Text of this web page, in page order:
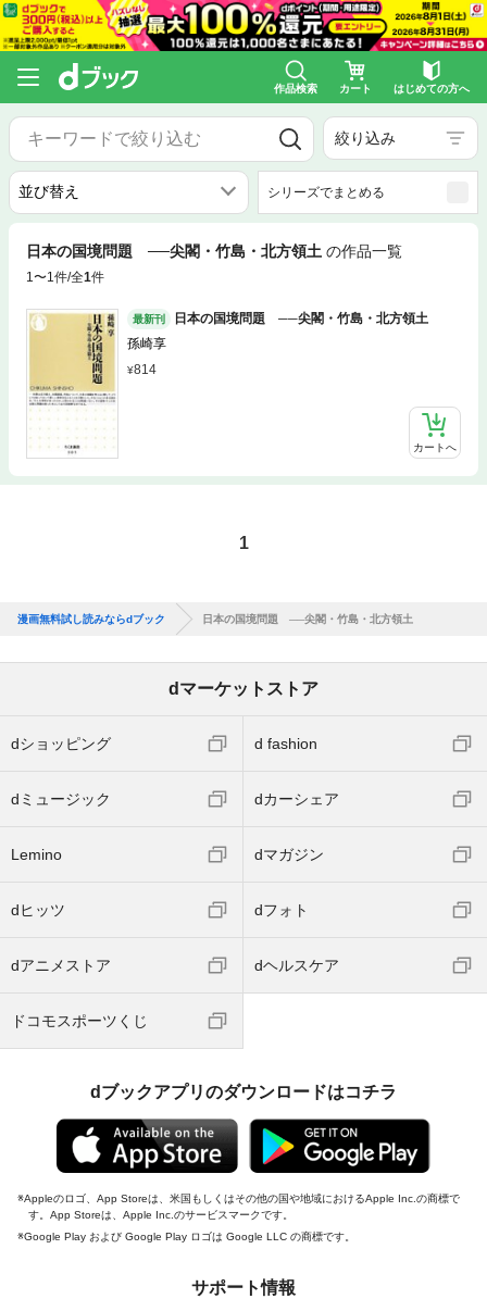
作品検索 カート はじめての方へ
絞り込み
シリーズでまとめる
日本の国境問題 ──尖閣・竹島・北方領土 の作品一覧
1〜1件/全1件
最新刊
日本の国境問題 ──尖閣・竹島・北方領土
孫崎享
814
カートへ
1
漫画無料試し読みならdブック 日本の国境問題 ──尖閣・竹島・北方領土
dマーケットストア
dショッピング d fashion
dミュージック dカーシェア
Lemino dマガジン
dヒッツ dフォト
dアニメストア dヘルスケア
ドコモスポーツくじ
dブックアプリのダウンロードはコチラ
Appleのロゴ、App Storeは、米国もしくはその他の国や地域におけるApple Inc.の商標で
す。App Storeは、Apple Inc.のサービスマークです。
Google Play および Google Play ロゴは Google LLC の商標です。
サポート情報